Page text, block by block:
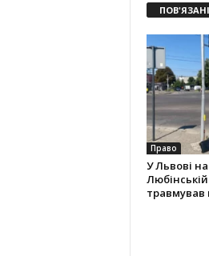
Право
У Львові
травмував